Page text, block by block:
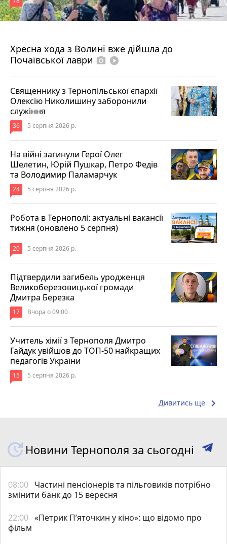
Хресна хода з Волині вже дійшла до
Почаївської лаври photo_camera play_circle_filled
Священнику з Тернопільської єпархії
Олексію Николишину заборонили
служіння
36 5 серпня 2026 р.
На війні загинули Герої Олег
Шелетин, Юрій Пушкар, Петро Федів
та Володимир Паламарчук
24 5 серпня 2026 р.
Робота в Тернополі: актуальні вакансії
тижня (оновлено 5 серпня)
20 5 серпня 2026 р.
Підтвердили загибель уродженця
Великоберезовицької громади
Дмитра Березка
17 Вчора о 09:00
Учитель хімії з Тернополя Дмитро
Гайдук увійшов до ТОП-50 найкращих
педагогів України
15 5 серпня 2026 р.
Дивитись ще keyboard_arrow_right
Новини Тернополя за сьогодні
08:00 Частині пенсіонерів та пільговиків потрібно
змінити банк до 15 вересня
22:00 «Петрик П’яточкин у кіно»: що відомо про
фільм